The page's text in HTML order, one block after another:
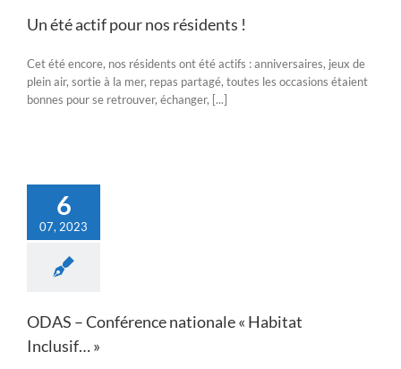
Un été actif pour nos résidents !
Cet été encore, nos résidents ont été actifs : anniversaires, jeux de
plein air, sortie à la mer, repas partagé, toutes les occasions étaient
bonnes pour se retrouver, échanger, [...]
6
07, 2023
ODAS – Conférence nationale « Habitat
Inclusif… »